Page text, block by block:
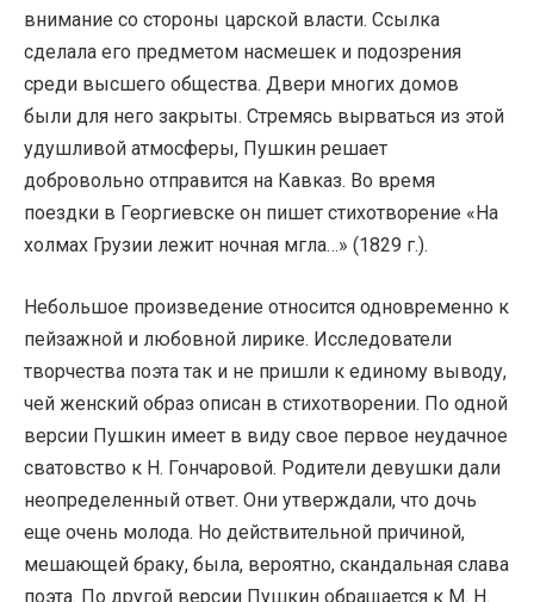
внимание со стороны царской власти. Ссылка
сделала его предметом насмешек и подозрения
среди высшего общества. Двери многих домов
были для него закрыты. Стремясь вырваться из этой
удушливой атмосферы, Пушкин решает
добровольно отправится на Кавказ. Во время
поездки в Георгиевске он пишет стихотворение «На
холмах Грузии лежит ночная мгла…» (1829 г.).
Небольшое произведение относится одновременно к
пейзажной и любовной лирике. Исследователи
творчества поэта так и не пришли к единому выводу,
чей женский образ описан в стихотворении. По одной
версии Пушкин имеет в виду свое первое неудачное
сватовство к Н. Гончаровой. Родители девушки дали
неопределенный ответ. Они утверждали, что дочь
еще очень молода. Но действительной причиной,
мешающей браку, была, вероятно, скандальная слава
поэта. По другой версии Пушкин обращается к М. Н.